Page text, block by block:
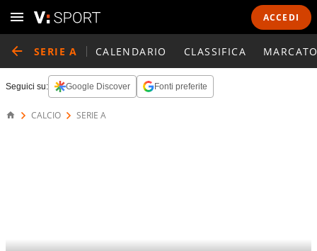
ACCEDI
SERIE A CALENDARIO CLASSIFICA
Seguici su: Google Discover Fonti preferite
CALCIO SERIE A